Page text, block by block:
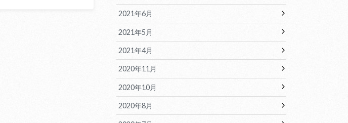
2021年6月
2021年5月
2021年4月
2020年11月
2020年10月
2020年8月